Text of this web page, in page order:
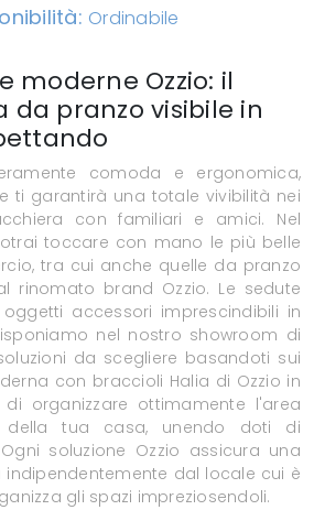
Ordinabile
moderne Ozzio: il
da pranzo visibile in
comoda e ergonomica,
ti garantirà una totale vivibilità nei
con familiari e amici. Nel
toccare con mano le più belle
tra cui anche quelle da pranzo
rinomato brand Ozzio. Le sedute
accessori imprescindibili in
nel nostro showroom di
da scegliere basandoti sui
con braccioli Halia di Ozzio in
organizzare ottimamente l'area
tua casa, unendo doti di
soluzione Ozzio assicura una
dal locale cui è
gli spazi impreziosendoli.